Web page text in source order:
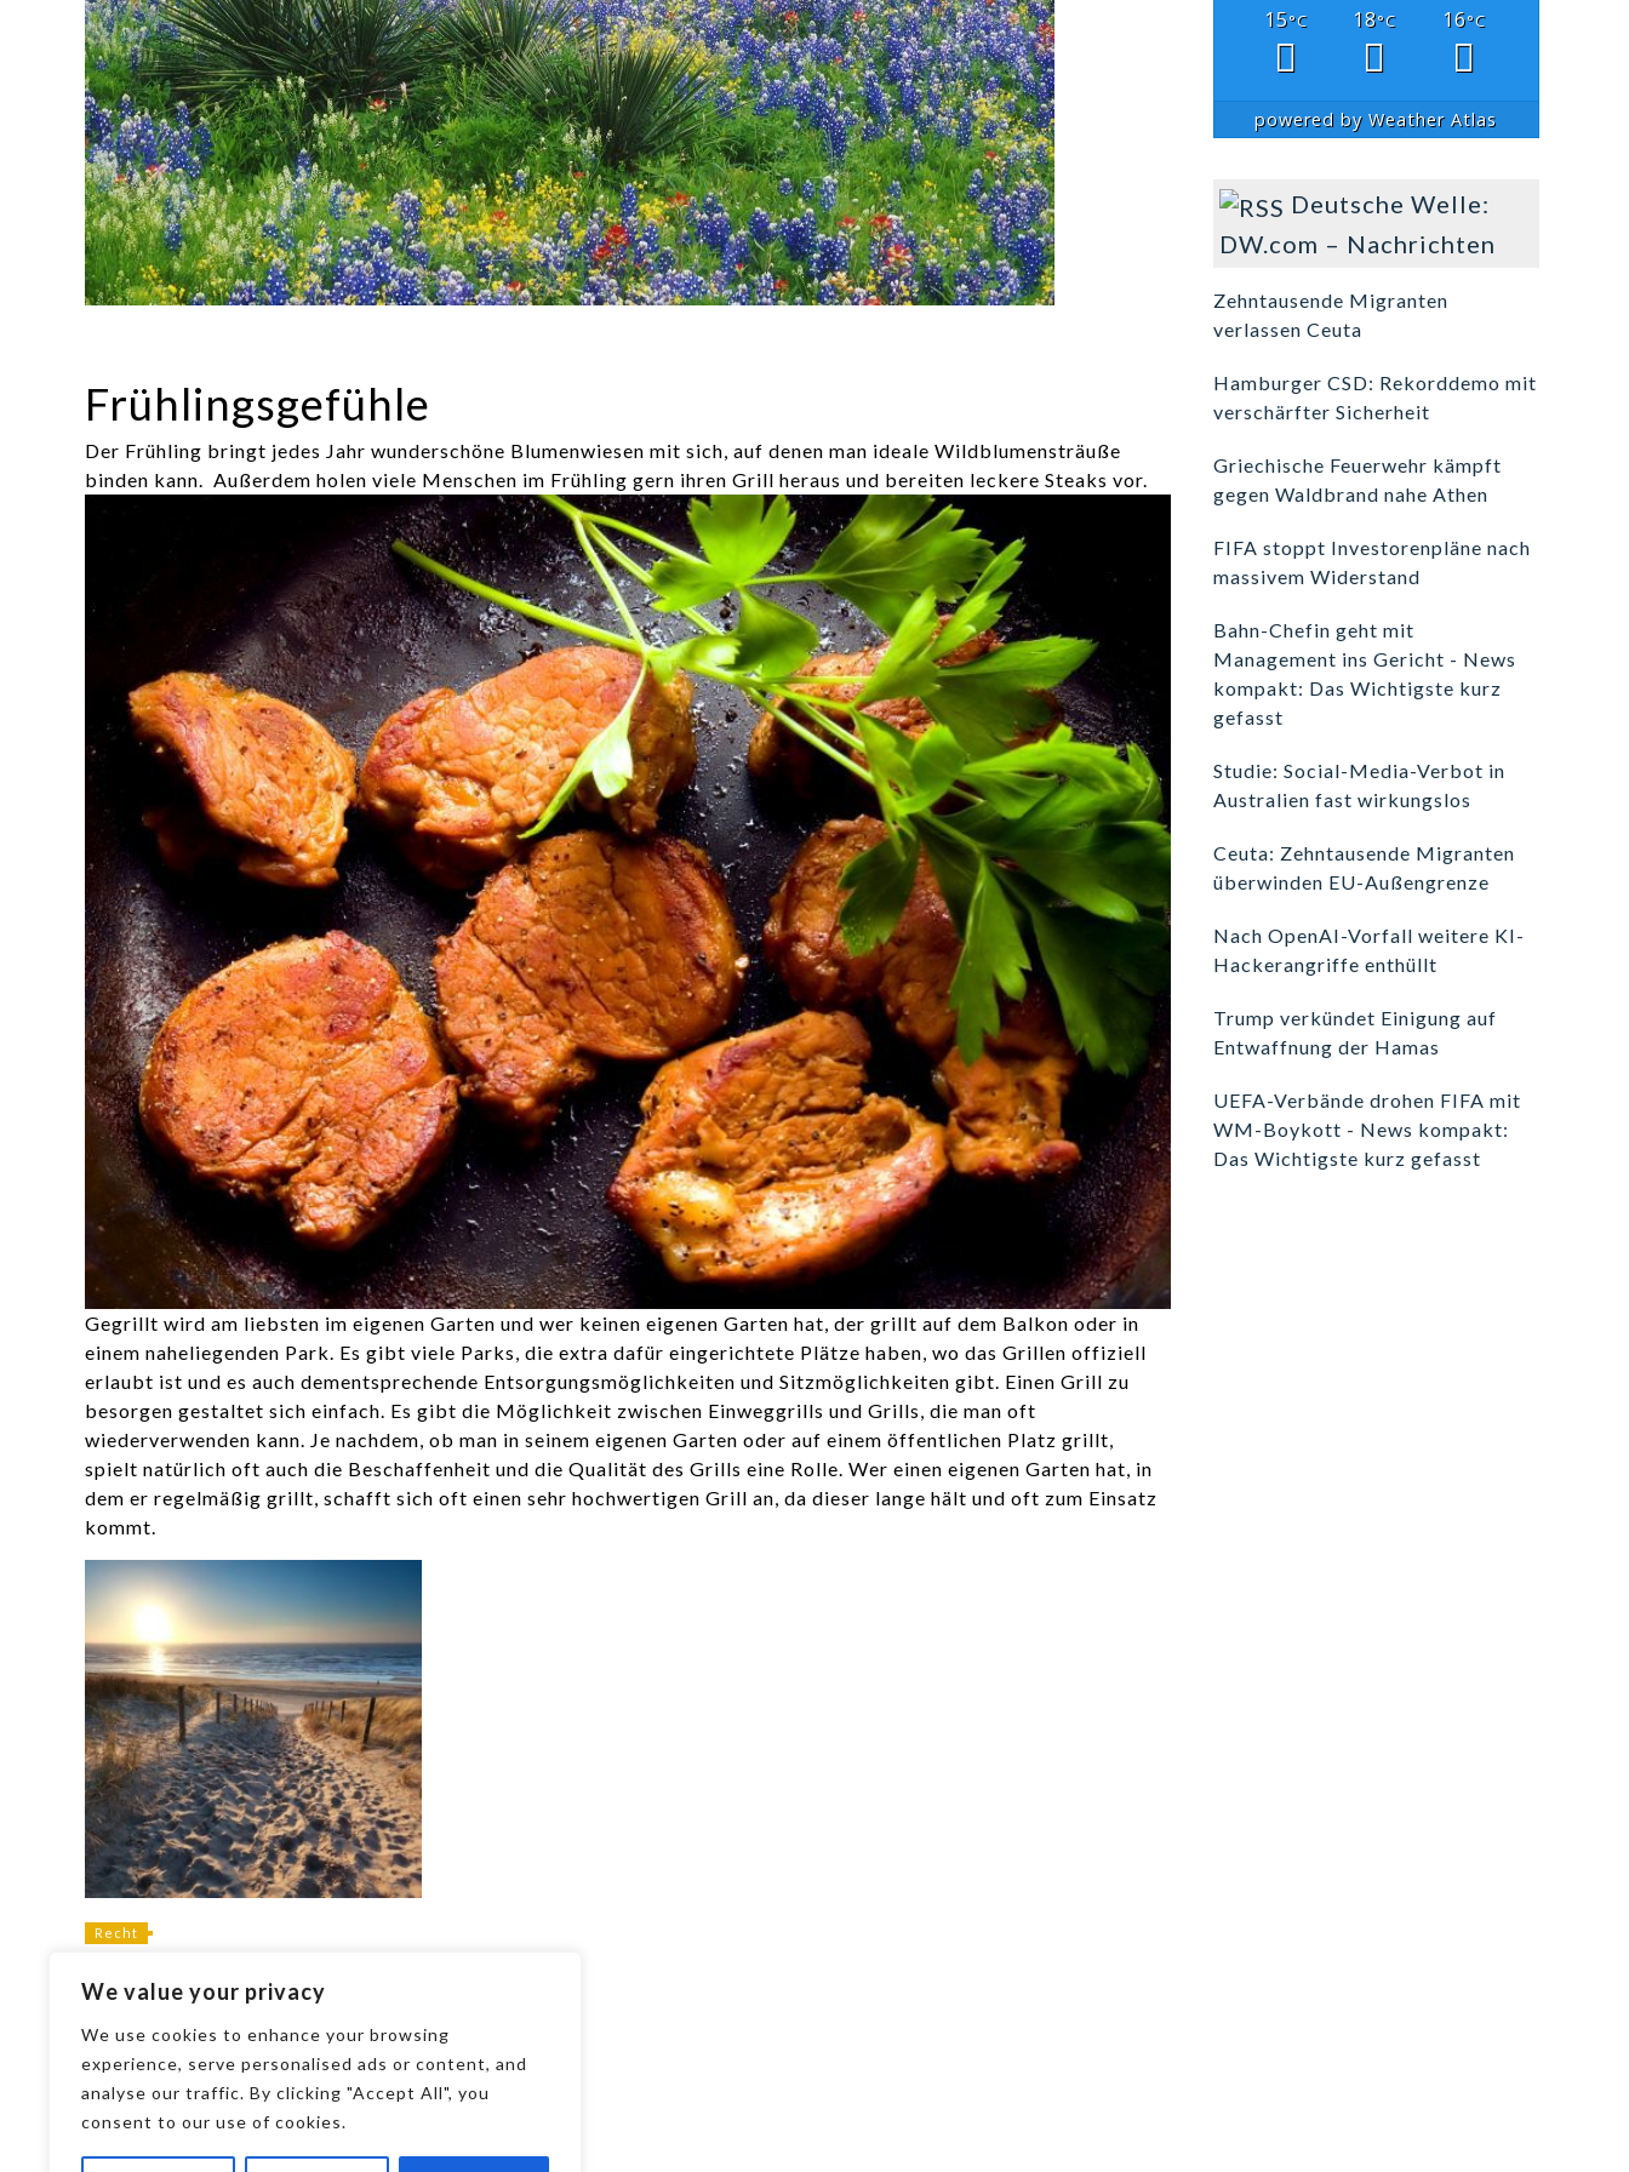
We value your privacy
We use cookies to enhance your browsing
experience, serve personalised ads or content, and
analyse our traffic. By clicking "Accept All", you
consent to our use of cookies.
Frühlingsgefühle
Der Frühling bringt jedes Jahr wunderschöne Blumenwiesen mit sich, auf denen man ideale Wildblumensträuße
binden kann. Außerdem holen viele Menschen im Frühling gern ihren Grill heraus und bereiten leckere Steaks vor.
Gegrillt wird am liebsten im eigenen Garten und wer keinen eigenen Garten hat, der grillt auf dem Balkon oder in
einem naheliegenden Park. Es gibt viele Parks, die extra dafür eingerichtete Plätze haben, wo das Grillen offiziell
erlaubt ist und es auch dementsprechende Entsorgungsmöglichkeiten und Sitzmöglichkeiten gibt. Einen Grill zu
besorgen gestaltet sich einfach. Es gibt die Möglichkeit zwischen Einweggrills und Grills, die man oft
wiederverwenden kann. Je nachdem, ob man in seinem eigenen Garten oder auf einem öffentlichen Platz grillt,
spielt natürlich oft auch die Beschaffenheit und die Qualität des Grills eine Rolle. Wer einen eigenen Garten hat, in
dem er regelmäßig grillt, schafft sich oft einen sehr hochwertigen Grill an, da dieser lange hält und oft zum Einsatz
kommt.
Recht
seine Features
15°C
18°C
16°C
powered byWeather Atlas
Deutsche Welle:
DW.com – Nachrichten
Zehntausende Migranten
verlassen Ceuta
Hamburger CSD: Rekorddemo mit
verschärfter Sicherheit
Griechische Feuerwehr kämpft
gegen Waldbrand nahe Athen
FIFA stoppt Investorenpläne nach
massivem Widerstand
Bahn-Chefin geht mit
Management ins Gericht - News
kompakt: Das Wichtigste kurz
gefasst
Studie: Social-Media-Verbot in
Australien fast wirkungslos
Ceuta: Zehntausende Migranten
überwinden EU-Außengrenze
Nach OpenAI-Vorfall weitere KI-
Hackerangriffe enthüllt
Trump verkündet Einigung auf
Entwaffnung der Hamas
UEFA-Verbände drohen FIFA mit
WM-Boykott - News kompakt:
Das Wichtigste kurz gefasst